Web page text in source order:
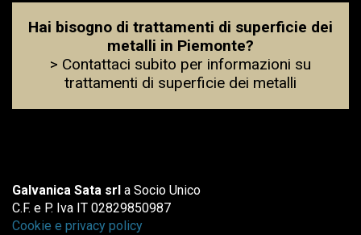
Hai bisogno di trattamenti di superficie dei
metalli in Piemonte?
> Contattaci subito per informazioni su
trattamenti di superficie dei metalli
Galvanica Sata srl a Socio Unico
C.F. e P. Iva IT 02829850987
Cookie e privacy policy